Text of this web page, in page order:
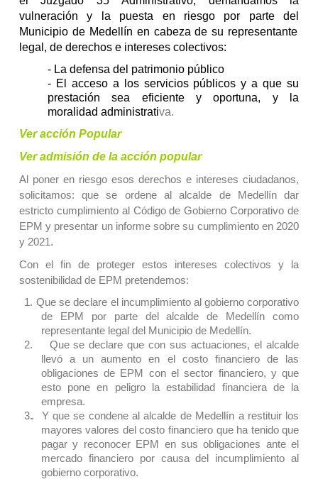
vulneración y la puesta en riesgo por parte del
Municipio de Medellín en cabeza de su representante
legal , de derechos e intereses colectivos:
- La defensa del patrimonio público
- El acceso a los servicios públicos y a que su
prestación sea eficiente y oportuna, y la
moralidad administrativa.
Ver acción Popular
Ver admisión de la acción popular
Al poner en riesgo esos derechos e intereses ciudadanos,
solicitamos: que se ordene al alcalde de Medellín dar
estricto cumplimiento al Código de Gobierno Corporativo de
EPM y presentar un informe sobre su cumplimiento en 2020
y 2021.
Con el fin de proteger estos intereses colectivos y la
sostenibilidad de EPM pretendemos:
. Que se declare el incumplimiento al gobierno corporativo
de EPM por parte del alcalde de Medellín como
representante legal del Municipio de Medellín.
Que se declare que con sus actuaciones, el alcalde
llevó a un aumento en el costo financiero de las
obligaciones de EPM con el sector financiero, y que
esto pone en peligro la estabilidad financiera de la
empresa.
.
Y que se condene al alcalde de Medellín a restituir los
mayores valores del costo financiero que ha tenido que
pagar y reconocer EPM en sus obligaciones ante el
mercado financiero por causa del incumplimiento al
gobierno corporativo.